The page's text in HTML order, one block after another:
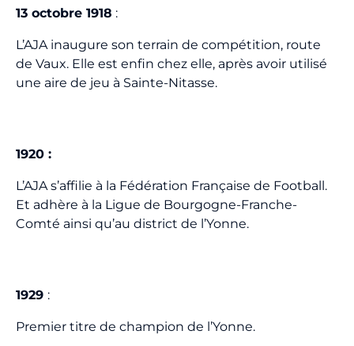
13 octobre 1918 :
L’AJA inaugure son terrain de compétition, route
de Vaux. Elle est enfin chez elle, après avoir utilisé
une aire de jeu à Sainte-Nitasse.
1920 :
L’AJA s’affilie à la Fédération Française de Football.
Et adhère à la Ligue de Bourgogne-Franche-
Comté ainsi qu’au district de l’Yonne.
1929 :
Premier titre de champion de l’Yonne.